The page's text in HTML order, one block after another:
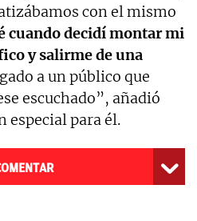
con el mismo
cuando decidí montar mi
y salirme de una
a un público que
escuchado”, añadió
especial para él.